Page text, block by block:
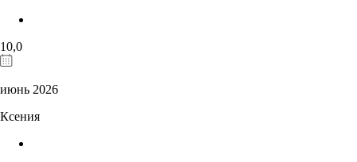
10,0
июнь 2026
Ксения